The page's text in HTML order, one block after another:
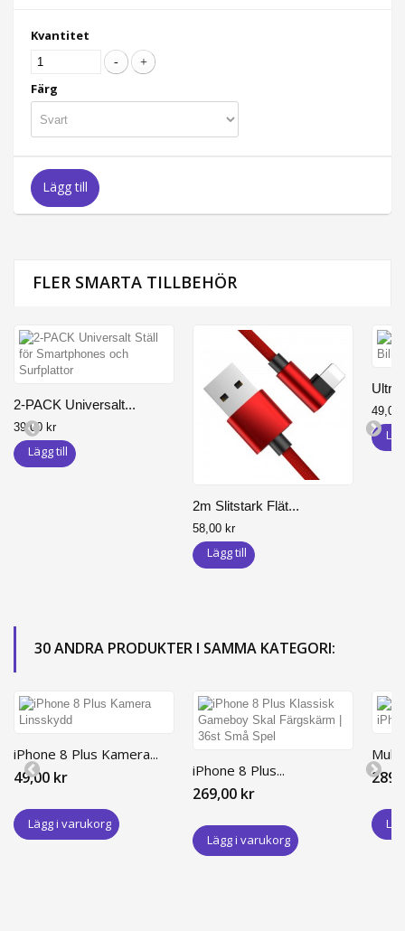
Kvantitet
Färg
Lägg till
FLER SMARTA TILLBEHÖR
2-PACK Universalt...
39,00 kr
Lägg till
2m Slitstark Flät...
58,00 kr
Lägg till
49,00
30 ANDRA PRODUKTER I SAMMA KATEGORI:
iPhone 8 Plus Kamera...
49,00 kr
Lägg i varukorg
iPhone 8 Plus...
269,00 kr
Lägg i varukorg